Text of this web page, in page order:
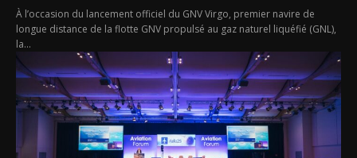
À l’occasion du lancement officiel du GNV Virgo, premier navire de
longue distance de la flotte GNV propulsé au gaz naturel liquéfié (GNL),
la...